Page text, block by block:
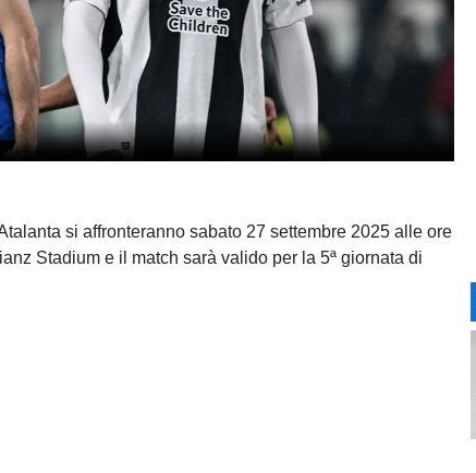
si affronteranno sabato 27 settembre 2025 alle ore
Stadium e il match sarà valido per la 5ª giornata di